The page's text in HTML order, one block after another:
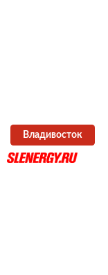
Владивосток